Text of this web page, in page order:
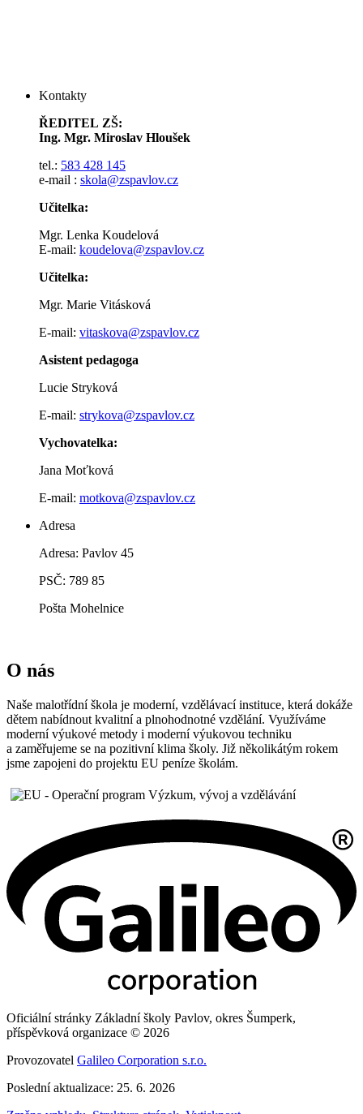
Kontakty
ŘEDITEL ZŠ:
Ing. Mgr. Miroslav Hloušek
tel.: 583 428 145
e-mail : skola@zspavlov.cz
Učitelka:
Mgr. Lenka Koudelová
E-mail: koudelova@zspavlov.cz
Učitelka:
Mgr. Marie Vitásková
E-mail: vitaskova@zspavlov.cz
Asistent pedagoga
Lucie Stryková
E-mail: strykova@zspavlov.cz
Vychovatelka:
Jana Moťková
E-mail: motkova@zspavlov.cz
Adresa
Adresa: Pavlov 45
PSČ: 789 85
Pošta Mohelnice
O nás
Naše malotřídní škola je moderní, vzdělávací instituce, která dokáže
dětem nabídnout kvalitní a plnohodnotné vzdělání. Využíváme
moderní výukové metody i moderní výukovou techniku
a zaměřujeme se na pozitivní klima školy. Již několikátým rokem
jsme zapojeni do projektu EU peníze školám.
Oficiální stránky Základní školy Pavlov, okres Šumperk,
příspěvková organizace © 2026
Provozovatel Galileo Corporation s.r.o.
Poslední aktualizace: 25. 6. 2026